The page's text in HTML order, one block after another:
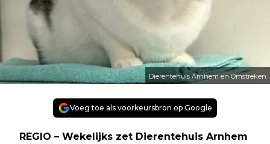
Dierentehuis Arnhem en Omstreken
Voeg toe als voorkeursbron op Google
REGIO – Wekelijks zet Dierentehuis Arnhem